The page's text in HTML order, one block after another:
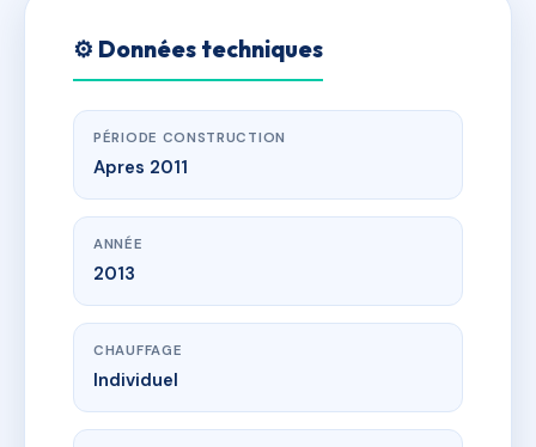
⚙️ Données techniques
PÉRIODE CONSTRUCTION
Apres 2011
ANNÉE
2013
CHAUFFAGE
Individuel